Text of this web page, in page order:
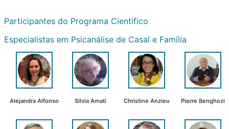
Participantes do Programa Científico
Especialistas em Psicanálise de Casal e Família
Alejandra Alfonso Silvia Amati Christine Anzieu Pierre Benghozi